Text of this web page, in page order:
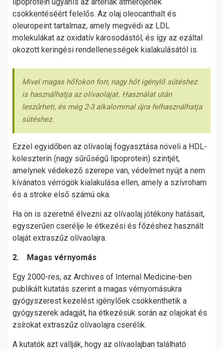
csökkentéséért felelős. Az olaj oleocanthalt és
oleuropeint tartalmaz, amely megvédi az LDL
molekulákat az oxidatív károsodástól, és így az ezáltal
okozott keringési rendellenességek kialakulásától is.
Mivel magas hőfokon forr, nagy hőt igénylő sütéshez
is használhatja az olívaolajat. Használat után
leszűrheti, és még 2-3 alkalommal újra felhasználhatja
sütéshez.
Ezzel egyidőben az olívaolaj fogyasztása növeli a HDL-
koleszterin (nagy sűrűségű lipoprotein) szintjét,
amelynek védekező szerepe van, védelmet nyújt a nem
kívánatos vérrögök kialakulása ellen, amely a szívroham
és a stroke első számú oka.
Ha ön is szeretné élvezni az olívaolaj jótékony hatásait,
egyszerűen cserélje le étkezési és főzéshez használt
olaját extraszűz olívaolajra.
2. Magas vérnyomás
Egy 2000-res, az Archives of Internal Medicine-ben
publikált kutatás szerint a magas vérnyomásukra
gyógyszerest kezelést igénylőek csökkenthetik a
gyógyszerek adagját, ha étkezésük során az olajokat és
zsírokat extraszűz olívaolajra cserélik.
A kutatók azt vallják, hogy az olívaolajban található